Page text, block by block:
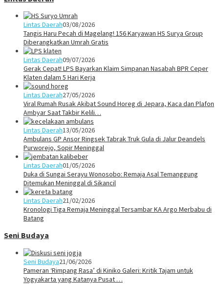
Lintas Daerah03/08/2026
Tangis Haru Pecah di Magelang! 156 Karyawan HS Surya Group
Diberangkatkan Umrah Gratis
Lintas Daerah09/07/2026
Gerak Cepat! LPS Bayarkan Klaim Simpanan Nasabah BPR Ceper
Klaten dalam 5 Hari Kerja
Lintas Daerah27/05/2026
Viral Rumah Rusak Akibat Sound Horeg di Jepara, Kaca dan Plafon
Ambyar Saat Takbir Kelili…
Lintas Daerah13/05/2026
Ambulans GP Ansor Ringsek Tabrak Truk Gula di Jalur Deandels
Purworejo, Sopir Meninggal
Lintas Daerah01/05/2026
Duka di Sungai Serayu Wonosobo: Remaja Asal Temanggung
Ditemukan Meninggal di Sikancil
Lintas Daerah21/02/2026
Kronologi Tiga Remaja Meninggal Tersambar KA Argo Merbabu di
Batang
Seni Budaya
Seni Budaya21/06/2026
Pameran ‘Rimpang Rasa’ di Kiniko Galeri: Kritik Tajam untuk
Yogyakarta yang Katanya Pusat …